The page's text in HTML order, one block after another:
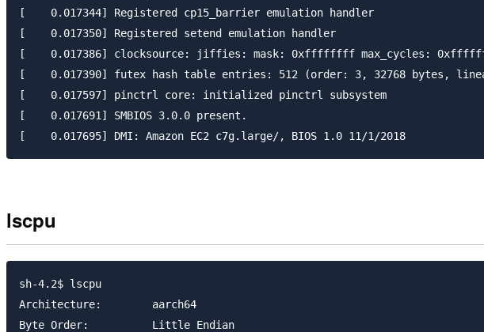
[    0.017344] Registered cp15_barrier emulation handler
[    0.017350] Registered setend emulation handler
[    0.017386] clocksource: jiffies: mask: 0xffffffff max_cycles: 0xffffffff,
[    0.017390] futex hash table entries: 512 (order: 3, 32768 bytes,
[    0.017597] pinctrl core: initialized pinctrl subsystem
[    0.017691] SMBIOS 3.0.0 present.
lscpu
sh-4.2$ lscpu
Architecture:        aarch64
Byte Order:          Little Endian